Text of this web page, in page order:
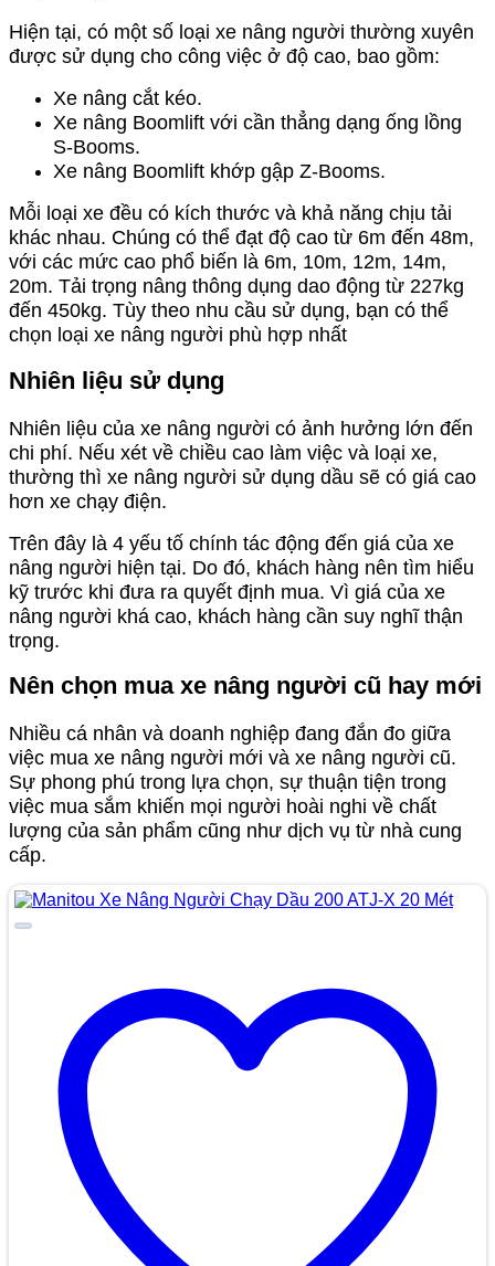
Hiện tại, có một số loại xe nâng người thường xuyên
được sử dụng cho công việc ở độ cao, bao gồm:
Xe nâng cắt kéo.
Xe nâng Boomlift với cần thẳng dạng ống lồng
S-Booms.
Xe nâng Boomlift khớp gập Z-Booms.
Mỗi loại xe đều có kích thước và khả năng chịu tải
khác nhau. Chúng có thể đạt độ cao từ 6m đến 48m,
với các mức cao phổ biến là 6m, 10m, 12m, 14m,
20m. Tải trọng nâng thông dụng dao động từ 227kg
đến 450kg. Tùy theo nhu cầu sử dụng, bạn có thể
chọn loại xe nâng người phù hợp nhất
Nhiên liệu sử dụng
Nhiên liệu của xe nâng người có ảnh hưởng lớn đến
chi phí. Nếu xét về chiều cao làm việc và loại xe,
thường thì xe nâng người sử dụng dầu sẽ có giá cao
hơn xe chạy điện.
Trên đây là 4 yếu tố chính tác động đến giá của xe
nâng người hiện tại. Do đó, khách hàng nên tìm hiểu
kỹ trước khi đưa ra quyết định mua. Vì giá của xe
nâng người khá cao, khách hàng cần suy nghĩ thận
trọng.
Nên chọn mua xe nâng người cũ hay mới
Nhiều cá nhân và doanh nghiệp đang đắn đo giữa
việc mua xe nâng người mới và xe nâng người cũ.
Sự phong phú trong lựa chọn, sự thuận tiện trong
việc mua sắm khiến mọi người hoài nghi về chất
lượng của sản phẩm cũng như dịch vụ từ nhà cung
cấp.